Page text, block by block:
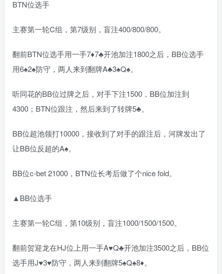
BTN位选手
主赛第一轮C组，第7级别，盲注400/800/800。
翻前BTN位选手用一手7♦️7♣️开池加注1800之后，BB位选手
用6♠️2♠️防守，两人来到翻牌A♣️3♠️Q♠️。
听同花的BB位过牌之后，对手下注1500，BB位加注到
4300；BTN位跟注，然后来到了转牌5♣️。
BB位超池领打10000，接收到了对手的跟注后，河牌发出了
让BB位反超的A♠️。
BB位c-bet 21000，BTN位长考后做了个nice fold。
▲BB位选手
主赛第一轮C组，第10级别，盲注1000/1500/1500。
翻前贺迎龙在HJ位上用一手A♥️Q♣️开池加注3500之后，BB位
选手用J♥️3♥️防守，两人来到翻牌5♠️Q♠️8♦️。